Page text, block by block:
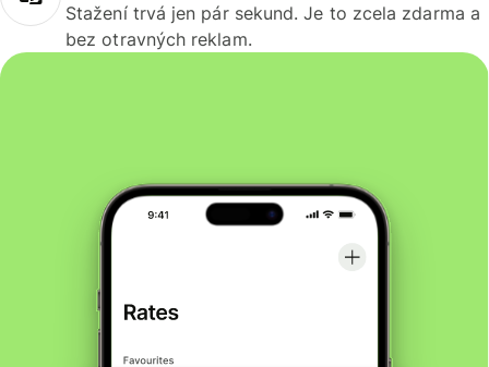
Stažení trvá jen pár sekund. Je to zcela zdarma a
bez otravných reklam.